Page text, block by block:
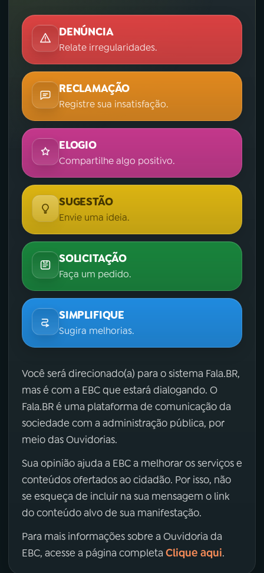
DENÚNCIA
Relate irregularidades.
RECLAMAÇÃO
Registre sua insatisfação.
ELOGIO
Compartilhe algo positivo.
SUGESTÃO
Envie uma ideia.
SOLICITAÇÃO
Faça um pedido.
SIMPLIFIQUE
Sugira melhorias.
Você será direcionado(a) para o sistema Fala.BR,
mas é com a EBC que estará dialogando. O
Fala.BR é uma plataforma de comunicação da
sociedade com a administração pública, por
meio das Ouvidorias.
Sua opinião ajuda a EBC a melhorar os serviços e
conteúdos ofertados ao cidadão. Por isso, não
se esqueça de incluir na sua mensagem o link
do conteúdo alvo de sua manifestação.
Para mais informações sobre a Ouvidoria da
EBC, acesse a página completa Clique aqui.